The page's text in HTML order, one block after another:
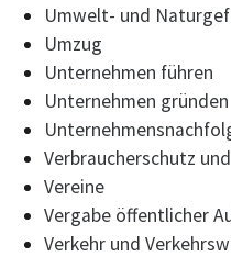
Umwelt- und
Umzug
Unternehmen führen
Unternehmen gründen
Verbraucherschutz
Vereine
Vergabe öffentlicher
Verkehr und